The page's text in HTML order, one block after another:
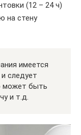
(12 – 24 ч)
на стену
имеется
следует
может быть
и т.д.